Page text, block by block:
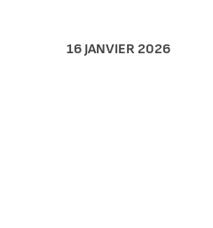
16 JANVIER 2026